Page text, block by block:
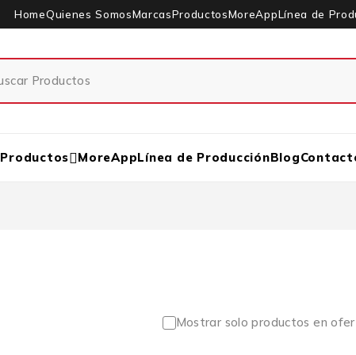
HomeQuienes SomosMarcasProductosMoreAppLínea de
Productos MoreAppLínea de ProducciónBlog
Mostrar solo productos en